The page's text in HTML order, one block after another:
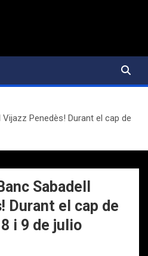
Penedès! Durant el cap de
Sabadell
Durant el cap de
i 9 de julio